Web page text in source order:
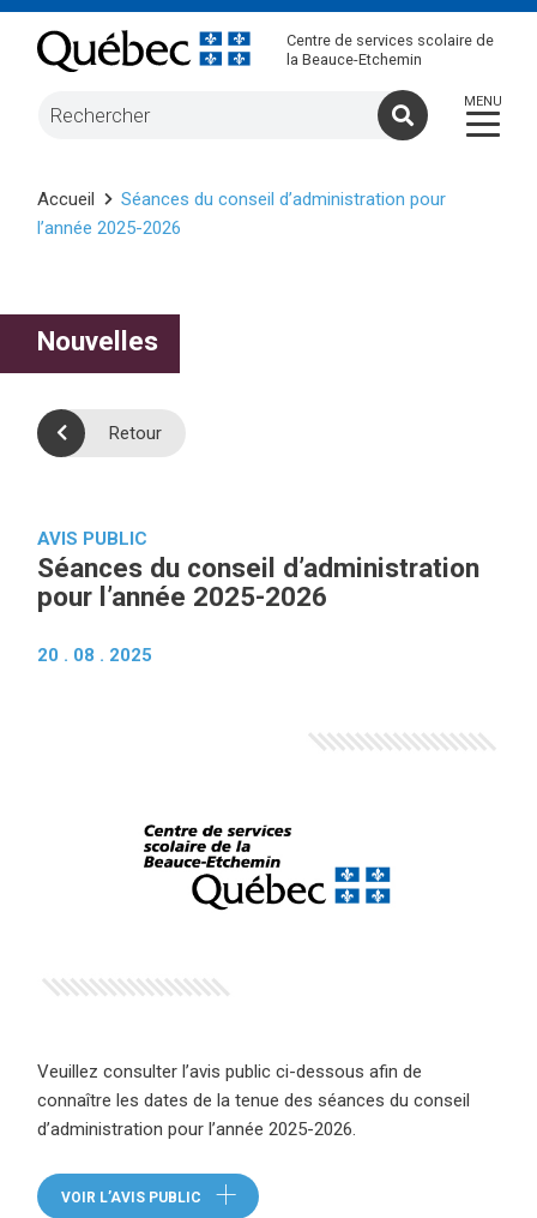
Centre de services scolaire de
la Beauce-Etchemin
Accueil
Séances du conseil d’administration pour
l’année 2025-2026
Nouvelles
Retour
AVIS PUBLIC
Séances du conseil d’administration
pour l’année 2025-2026
20 . 08 . 2025
Veuillez consulter l’avis public ci-dessous afin de
connaître les dates de la tenue des séances du conseil
d’administration pour l’année 2025-2026.
VOIR L’AVIS PUBLIC (CE LIEN OUVRE DANS UNE NOUVELLE